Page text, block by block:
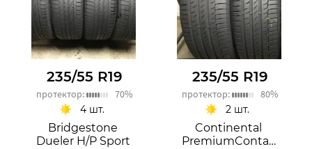
235/55 R19
протектор: 70%
Bridgestone
Dueler H/P Sport
4 шт.
235/55 R19
протектор: 80%
Continental
PremiumContact 6
2 шт.